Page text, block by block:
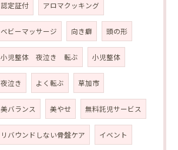
認定証付 アロマクッキング
ベビーマッサージ 向き癖 頭の形
小児整体 夜泣き 転ぶ 小児整体
夜泣き よく転ぶ 草加市
美バランス 美やせ 無料託児サービス
リバウンドしない骨盤ケア イベント